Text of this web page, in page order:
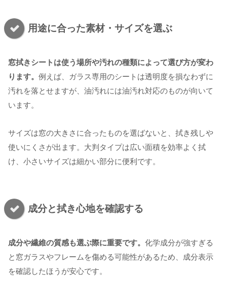
用途に合った素材・サイズを選ぶ
窓拭きシートは使う場所や汚れの種類によって選び方が変わ
ります。 例えば、ガラス専用のシートは透明度を損なわずに
汚れを落とせますが、油汚れには油汚れ対応のものが向いて
います。
サイズは窓の大きさに合ったものを選ばないと、拭き残しや
使いにくさが出ます。大判タイプは広い面積を効率よく拭
け、小さいサイズは細かい部分に便利です。
成分と拭き心地を確認する
成分や繊維の質感も選ぶ際に重要です。 化学成分が強すぎる
と窓ガラスやフレームを傷める可能性があるため、成分表示
を確認したほうが安心です。